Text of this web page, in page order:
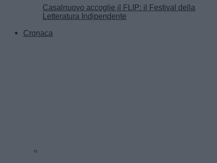
Casalnuovo accoglie il FLIP: il Festival della
Letteratura Indipendente
Cronaca